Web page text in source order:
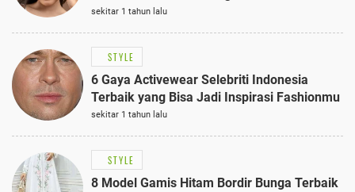
sekitar 1 tahun lalu
STYLE
6 Gaya Activewear Selebriti Indonesia
Terbaik yang Bisa Jadi Inspirasi Fashionmu
sekitar 1 tahun lalu
STYLE
8 Model Gamis Hitam Bordir Bunga Terbaik